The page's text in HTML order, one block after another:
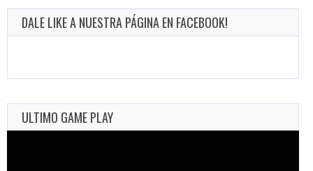
DALE LIKE A NUESTRA PÁGINA EN FACEBOOK!
ULTIMO GAME PLAY